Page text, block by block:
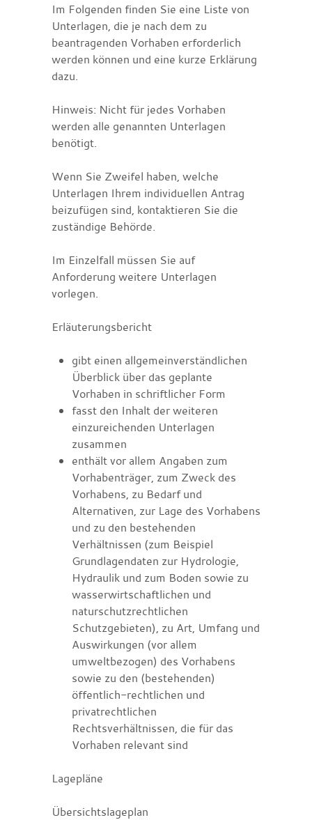
Im Folgenden finden Sie eine Liste von
Unterlagen, die je nach dem zu
beantragenden Vorhaben erforderlich
werden können und eine kurze Erklärung
dazu.
Hinweis: Nicht für jedes Vorhaben
werden alle genannten Unterlagen
benötigt.
Wenn Sie Zweifel haben, welche
Unterlagen Ihrem individuellen Antrag
beizufügen sind, kontaktieren Sie die
zuständige Behörde.
Im Einzelfall müssen Sie auf
Anforderung weitere Unterlagen
vorlegen.
Erläuterungsbericht
gibt einen allgemeinverständlichen
Überblick über das geplante
Vorhaben in schriftlicher Form
fasst den Inhalt der weiteren
einzureichenden Unterlagen
zusammen
enthält vor allem Angaben zum
Vorhabenträger, zum Zweck des
Vorhabens, zu Bedarf und
Alternativen, zur Lage des Vorhabens
und zu den bestehenden
Verhältnissen (zum Beispiel
Grundlagendaten zur Hydrologie,
Hydraulik und zum Boden sowie zu
wasserwirtschaftlichen und
naturschutzrechtlichen
Schutzgebieten), zu Art, Umfang und
Auswirkungen (vor allem
umweltbezogen) des Vorhabens
sowie zu den (bestehenden)
öffentlich-rechtlichen und
privatrechtlichen
Rechtsverhältnissen, die für das
Vorhaben relevant sind
Lagepläne
Übersichtslageplan